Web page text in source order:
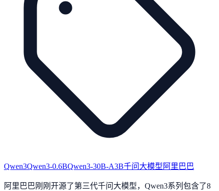
Qwen3Qwen3-0.6BQwen3-30B-A3B千问大模型 阿里巴巴
阿里巴巴刚刚开源了第三代千问大模型，Qwen3系列包含了8